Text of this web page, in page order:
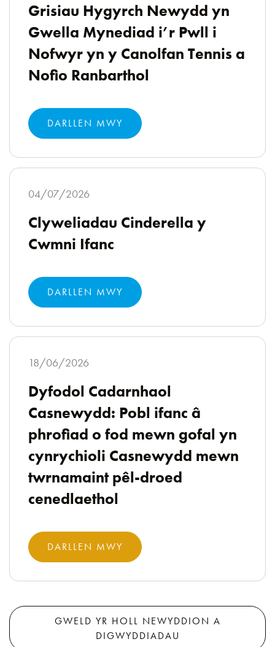
Grisiau Hygyrch Newydd yn
Gwella Mynediad i’r Pwll i
Nofwyr yn y Canolfan Tennis a
Nofio Ranbarthol
DARLLEN MWY
04/07/2026
Clyweliadau Cinderella y
Cwmni Ifanc
DARLLEN MWY
18/06/2026
Dyfodol Cadarnhaol
Casnewydd: Pobl ifanc â
phrofiad o fod mewn gofal yn
cynrychioli Casnewydd mewn
twrnamaint pêl-droed
cenedlaethol
DARLLEN MWY
GWELD YR HOLL NEWYDDION A
DIGWYDDIADAU